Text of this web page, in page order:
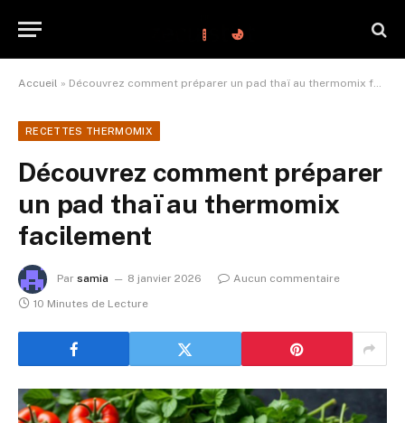
Accueil » Découvrez comment préparer un pad thaï au thermomix facilement
RECETTES THERMOMIX
Découvrez comment préparer
un pad thaï au thermomix
facilement
Par samia 8 janvier 2026
Aucun commentaire
10 Minutes de Lecture